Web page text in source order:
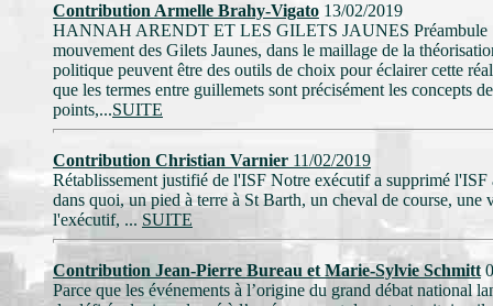
Contribution Armelle Brahy-Vigato 13/02/2019
HANNAH ARENDT ET LES GILETS JAUNES Préambule :
mouvement des Gilets Jaunes, dans le maillage de la
politique peuvent être des outils de choix pour éclairer cette
que les termes entre guillemets sont précisément les concepts
points,...SUITE
Contribution Christian Varnier 11/02/2019
Rétablissement justifié de l'ISF Notre exécutif a supprimé
dans quoi, un pied à terre à St Barth, un cheval de course,
l'exécutif, ... SUITE
Contribution Jean-Pierre Bureau et Marie-Sylvie Schmitt
Parce que les événements à l’origine du grand débat national